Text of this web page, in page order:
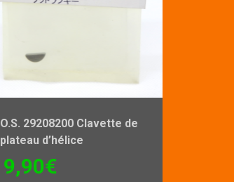
O.S. 29208200 Clavette de
plateau d’hélice
9,90€